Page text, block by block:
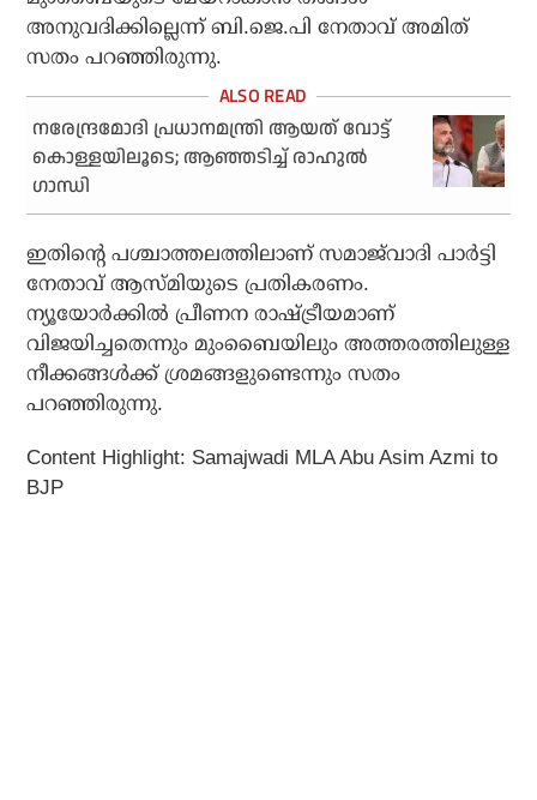
അനുവദിക്കില്ലെന്ന് ബി.ജെ.പി നേതാവ് അമിത്
സതം പറഞ്ഞിരുന്നു.
നരേന്ദ്രമോദി പ്രധാനമന്ത്രി ആയത് വോട്ട്
കൊള്ളയിലൂടെ; ആഞ്ഞടിച്ച് രാഹുല്‍
ഗാന്ധി
ഇതിന്റെ പശ്ചാത്തലത്തിലാണ് സമാജ്‌വാദി പാര്‍ട്ടി
നേതാവ് ആസ്മിയുടെ പ്രതികരണം.
ന്യൂയോര്‍ക്കില്‍ പ്രീണന രാഷ്ട്രീയമാണ്
വിജയിച്ചതെന്നും മുംബൈയിലും അത്തരത്തിലുള്ള
നീക്കങ്ങള്‍ക്ക് ശ്രമങ്ങളുണ്ടെന്നും സതം
പറഞ്ഞിരുന്നു.
Content Highlight: Samajwadi MLA Abu Asim Azmi to
BJP